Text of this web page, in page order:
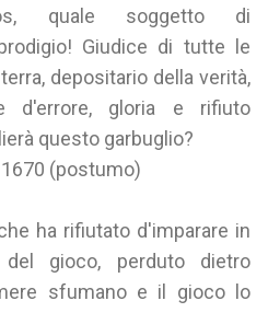
quale soggetto di
Giudice di tutte le
depositario della verità,
d'errore, gloria e rifiuto
questo garbuglio?
1670 (postumo)
ha rifiutato d'imparare in
gioco, perduto dietro
sfumano e il gioco lo